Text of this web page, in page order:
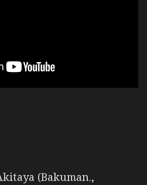
(Bakuman.,